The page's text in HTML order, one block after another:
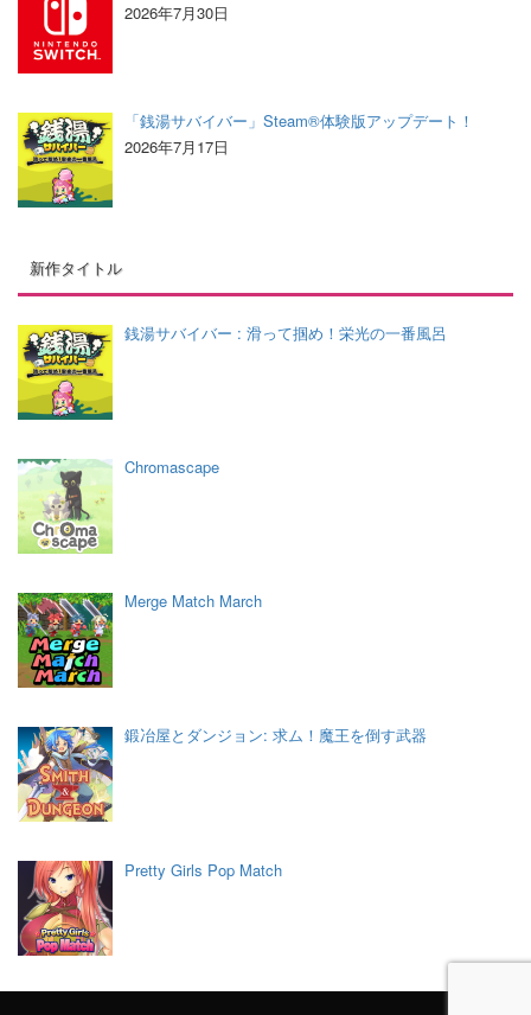
2026年7月30日
「銭湯サバイバー」Steam®体験版アップデート！
2026年7月17日
新作タイトル
銭湯サバイバー : 滑って掴め！栄光の一番風呂
Chromascape
Merge Match March
鍛冶屋とダンジョン: 求ム！魔王を倒す武器
Pretty Girls Pop Match